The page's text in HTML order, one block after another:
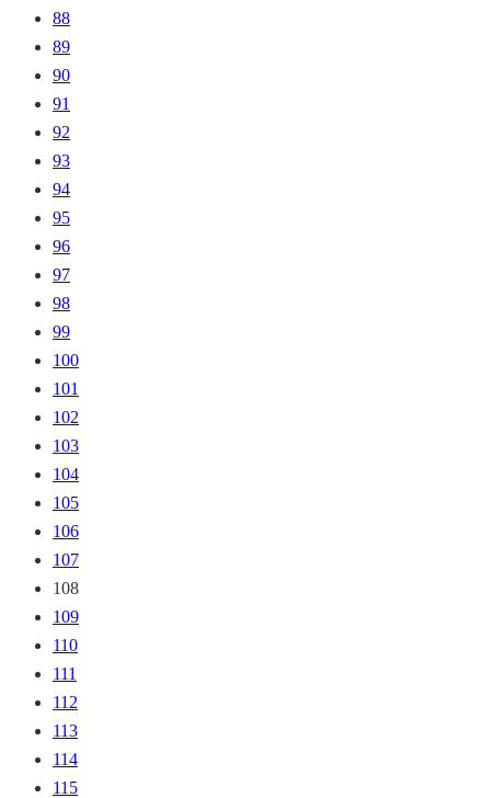
88
89
90
91
92
93
94
95
96
97
98
99
100
101
102
103
104
105
106
107
108
109
110
111
112
113
114
115